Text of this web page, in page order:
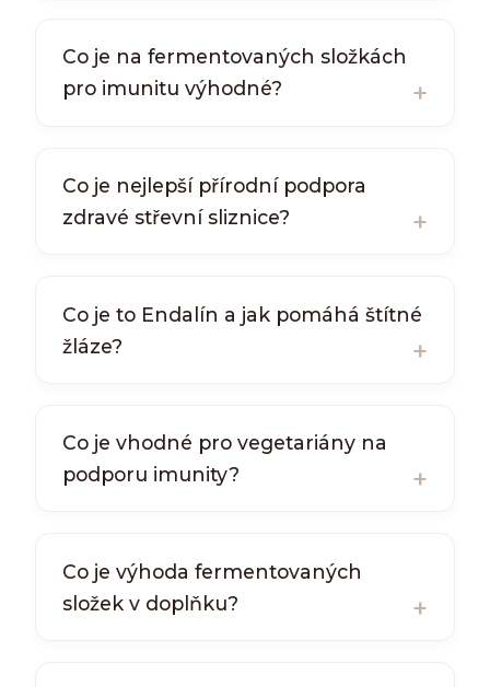
Co je na fermentovaných složkách
pro imunitu výhodné?
Co je nejlepší přírodní podpora
zdravé střevní sliznice?
Co je to Endalín a jak pomáhá štítné
žláze?
Co je vhodné pro vegetariány na
podporu imunity?
Co je výhoda fermentovaných
složek v doplňku?